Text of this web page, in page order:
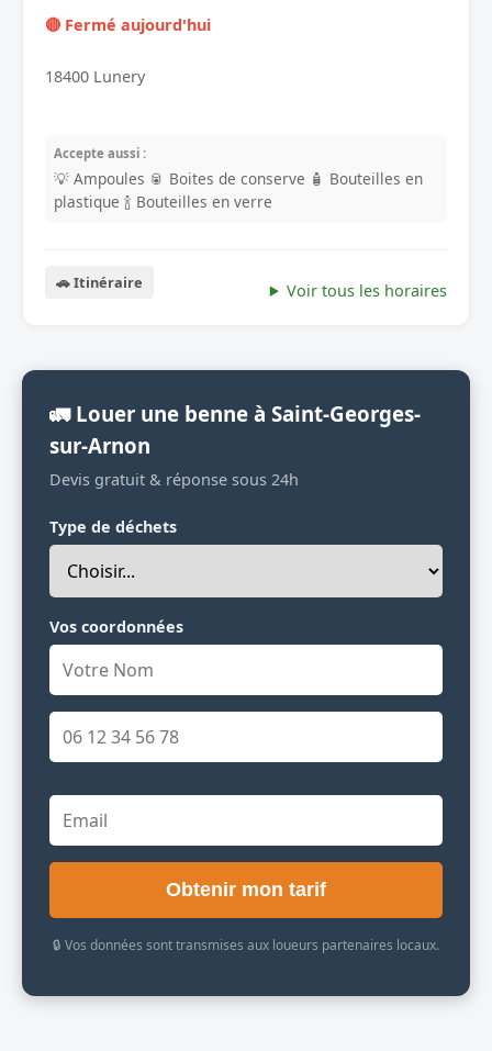
🔴 Fermé aujourd'hui
18400 Lunery
Accepte aussi :
💡 Ampoules 🥫 Boites de conserve 🧴 Bouteilles en
plastique 🍾 Bouteilles en verre
🚗 Itinéraire Voir tous les horaires
🚛 Louer une benne à Saint-Georges-
sur-Arnon
Devis gratuit & réponse sous 24h
Type de déchets
Vos coordonnées
Obtenir mon tarif
🔒 Vos données sont transmises aux loueurs partenaires locaux.